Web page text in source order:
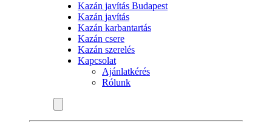
Kazán javítás Budapest
Kazán javítás
Kazán karbantartás
Kazán csere
Kazán szerelés
Kapcsolat
Ajánlatkérés
Rólunk